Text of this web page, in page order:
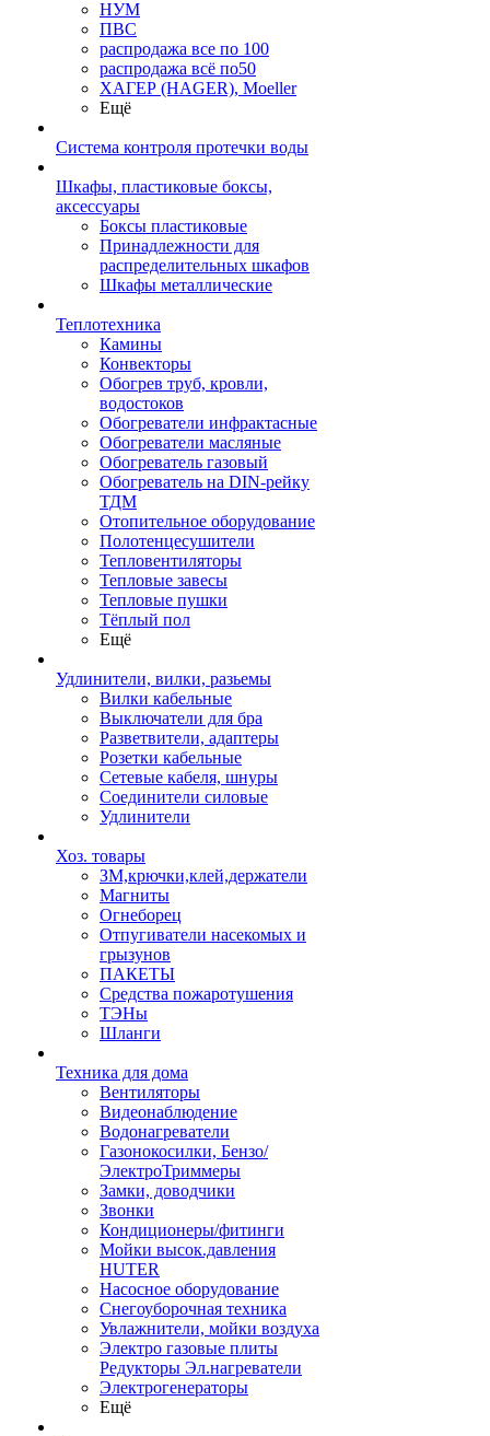
НУМ
ПВС
распродажа все по 100
распродажа всё по50
ХАГЕР (HAGER), Moeller
Ещё
Система контроля протечки воды
Шкафы, пластиковые боксы,
аксессуары
Боксы пластиковые
Принадлежности для
распределительных шкафов
Шкафы металлические
Теплотехника
Камины
Конвекторы
Обогрев труб, кровли,
водостоков
Обогреватели инфрактасные
Обогреватели масляные
Обогреватель газовый
Обогреватель на DIN-рейку
ТДМ
Отопительное оборудование
Полотенцесушители
Тепловентиляторы
Тепловые завесы
Тепловые пушки
Тёплый пол
Ещё
Удлинители, вилки, разьемы
Вилки кабельные
Выключатели для бра
Разветвители, адаптеры
Розетки кабельные
Сетевые кабеля, шнуры
Соединители силовые
Удлинители
Хоз. товары
ЗМ,крючки,клей,держатели
Магниты
Огнеборец
Отпугиватели насекомых и
грызунов
ПАКЕТЫ
Средства пожаротушения
ТЭНы
Шланги
Техника для дома
Вентиляторы
Видеонаблюдение
Водонагреватели
Газонокосилки, Бензо/
ЭлектроТриммеры
Замки, доводчики
Звонки
Кондиционеры/фитинги
Мойки высок.давления
HUTER
Насосное оборудование
Снегоуборочная техника
Увлажнители, мойки воздуха
Электро газовые плиты
Редукторы Эл.нагреватели
Электрогенераторы
Ещё